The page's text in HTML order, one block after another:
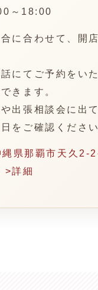
～18:00
に合わせて、開
にてご予約をい
きます。
出張相談会に出
をご確認ください
縄県那覇市天久2-
>詳細